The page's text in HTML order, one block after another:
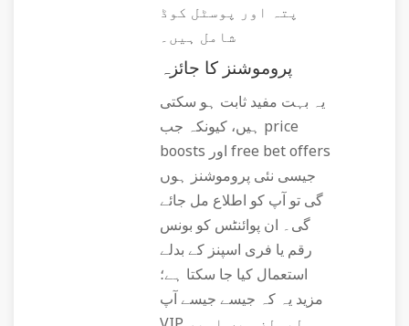
پتہ اور پوسٹل کوڈ
شامل ہیں۔
پروموشنز کا جائزہ
یہ بہت مفید ثابت ہو سکتی
ہیں، کیونکہ جب price
boosts اور free bet offers
جیسی نئی پروموشنز ہوں
گی تو آپ کو اطلاع مل جائے
گی۔ ان پوائنٹس کو بونس
رقم یا فری اسپنز کے بدلے
استعمال کیا جا سکتا ہے؛
مزید یہ کہ جیسے جیسے آپ